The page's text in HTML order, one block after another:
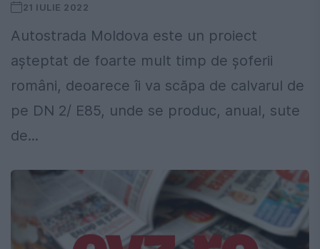
21 IULIE 2022
Autostrada Moldova este un proiect
aşteptat de foarte mult timp de șoferii
români, deoarece îi va scăpa de calvarul de
pe DN 2/ E85, unde se produc, anual, sute
de...